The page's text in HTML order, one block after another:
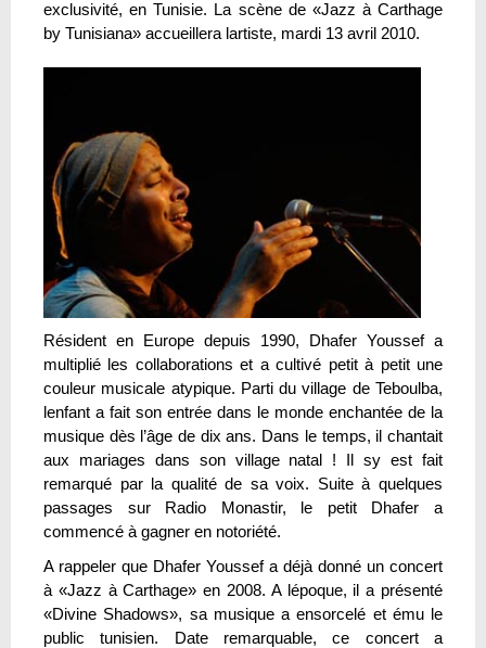
exclusivité, en Tunisie. La scène de «Jazz à Carthage
by Tunisiana» accueillera lartiste, mardi 13 avril 2010.
Résident en Europe depuis 1990, Dhafer Youssef a
multiplié les collaborations et a cultivé petit à petit une
couleur musicale atypique. Parti du village de Teboulba,
lenfant a fait son entrée dans le monde enchantée de la
musique dès l’âge de dix ans. Dans le temps, il chantait
aux mariages dans son village natal ! Il sy est fait
remarqué par la qualité de sa voix. Suite à quelques
passages sur Radio Monastir, le petit Dhafer a
commencé à gagner en notoriété.
A rappeler que Dhafer Youssef a déjà donné un concert
à «Jazz à Carthage» en 2008. A lépoque, il a présenté
«Divine Shadows», sa musique a ensorcelé et ému le
public tunisien. Date remarquable, ce concert a